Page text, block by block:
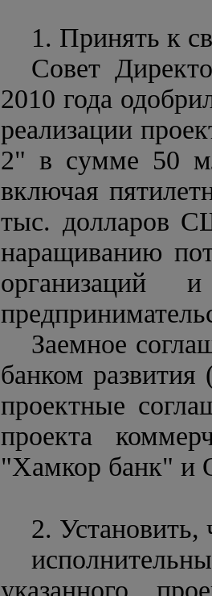
1. Принять к
Совет
2010 года
реализации
2" в сумме 50
включая
тыс. долларов
наращиванию
организаций
Заемное
банком развития
проектные
проекта
"Хамкор банк" и
2. Установить,
указанного